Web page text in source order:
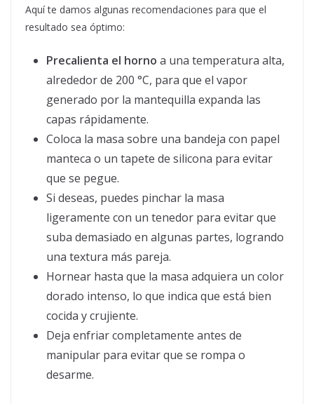
Aquí te damos algunas recomendaciones para que el
resultado sea óptimo:
Precalienta el horno a una temperatura alta,
alrededor de 200 °C, para que el vapor
generado por la mantequilla expanda las
capas rápidamente.
Coloca la masa sobre una bandeja con papel
manteca o un tapete de silicona para evitar
que se pegue.
Si deseas, puedes pinchar la masa
ligeramente con un tenedor para evitar que
suba demasiado en algunas partes, logrando
una textura más pareja.
Hornear hasta que la masa adquiera un color
dorado intenso, lo que indica que está bien
cocida y crujiente.
Deja enfriar completamente antes de
manipular para evitar que se rompa o
desarme.